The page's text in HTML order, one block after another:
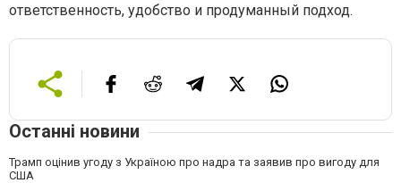
ответственность, удобство и продуманный подход.
Останні новини
Трамп оцінив угоду з Україною про надра та заявив про вигоду для
США